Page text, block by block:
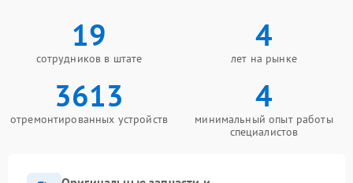
19
сотрудников в штате
4
лет на рынке
3613
отремонтированных устройств
4
минимальный опыт работы
специалистов